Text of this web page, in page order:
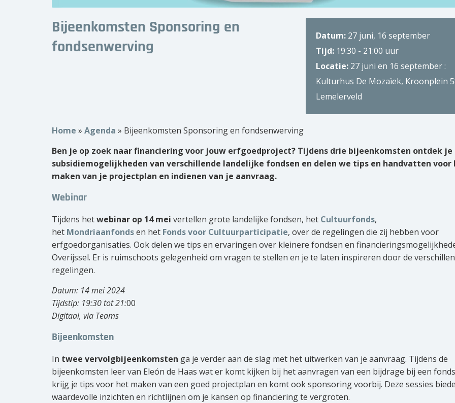
Bijeenkomsten Sponsoring en
fondsenwerving
Datum: 27 juni, 16 september
Tijd: 19:30 - 21:00 uur
Locatie: 27 juni en 16 september :
Kulturhus De Mozaïek, Kroonplein
Lemelerveld
Home » Agenda » Bijeenkomsten Sponsoring en fondsenwerving
Ben je op zoek naar financiering voor jouw erfgoedproject? Tijdens drie bijeenkomsten ontdek je
subsidiemogelijkheden van verschillende landelijke fondsen en delen we tips en handvatten voor
maken van je projectplan en indienen van je aanvraag.
Webinar
Tijdens hetwebinar op 14 mei vertellen grote landelijke fondsen, het Cultuurfonds,
het Mondriaanfondsen het Fonds voor Cultuurparticipatie, over de regelingen die zij hebben voor
erfgoedorganisaties. Ook delen we tips en ervaringen over kleinere fondsen en
Overijssel. Er is ruimschoots gelegenheid om vragen te stellen en je te laten inspireren door de
regelingen.
Datum: 14 mei 2024
Tijdstip: 19:30 tot 21:00
Digitaal, via Teams
Bijeenkomsten
In twee vervolgbijeenkomsten ga je verder aan de slag met het uitwerken van je aanvraag. Tijdens de
bijeenkomsten leer van Eleón de Haas wat er komt kijken bij het aanvragen van een bijdrage bij een
krijg je tips voor het maken van een goed projectplan en komt ook sponsoring voorbij. Deze sessies
waardevolle inzichten en richtlijnen om je kansen op financiering te vergroten.